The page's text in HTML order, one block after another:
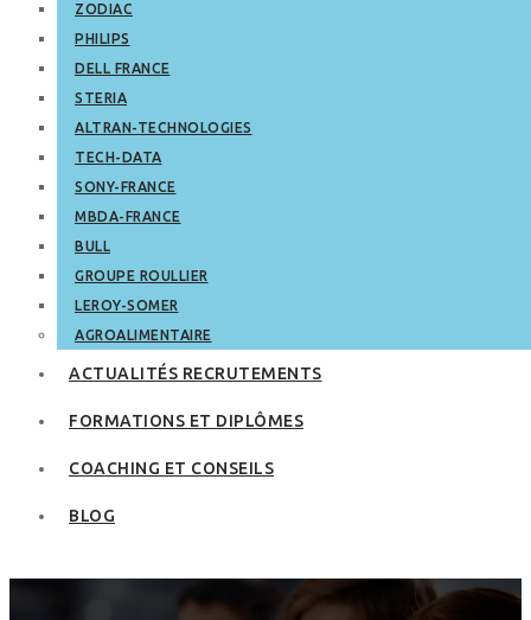
ZODIAC
PHILIPS
DELL FRANCE
STERIA
ALTRAN-TECHNOLOGIES
TECH-DATA
SONY-FRANCE
MBDA-FRANCE
BULL
GROUPE ROULLIER
LEROY-SOMER
AGROALIMENTAIRE
ACTUALITÉS RECRUTEMENTS
FORMATIONS ET DIPLÔMES
COACHING ET CONSEILS
BLOG